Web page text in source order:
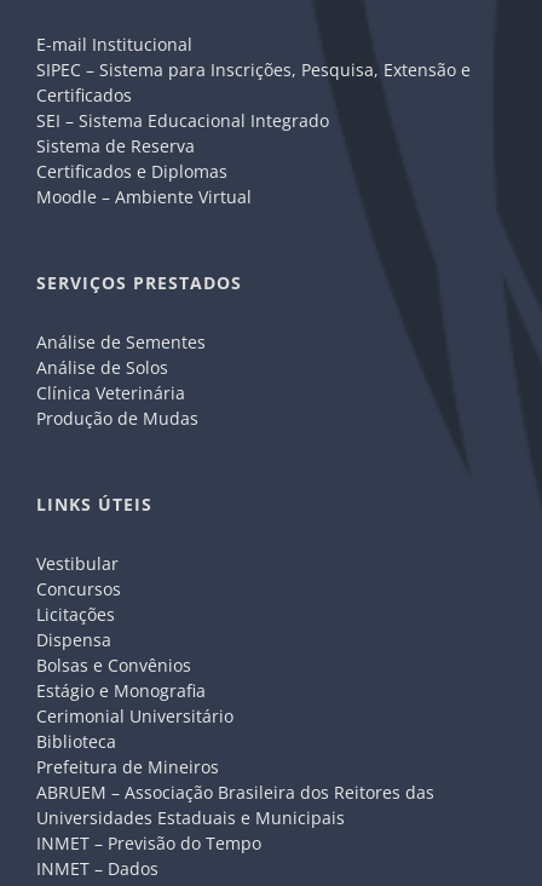
E-mail Institucional
SIPEC – Sistema para Inscrições, Pesquisa, Extensão e
Certificados
SEI – Sistema Educacional Integrado
Sistema de Reserva
Certificados e Diplomas
Moodle – Ambiente Virtual
SERVIÇOS PRESTADOS
Análise de Sementes
Análise de Solos
Clínica Veterinária
Produção de Mudas
LINKS ÚTEIS
Vestibular
Concursos
Licitações
Dispensa
Bolsas e Convênios
Estágio e Monografia
Cerimonial Universitário
Biblioteca
Prefeitura de Mineiros
ABRUEM – Associação Brasileira dos Reitores das
Universidades Estaduais e Municipais
INMET – Previsão do Tempo
INMET – Dados